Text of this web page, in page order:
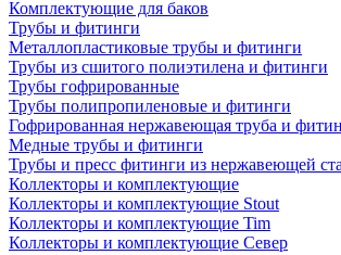
Комплектующие для баков
Трубы и фитинги
Металлопластиковые трубы и фитинги
Трубы из сшитого полиэтилена и фитинги
Трубы гофрированные
Трубы полипропиленовые и фитинги
Гофрированная нержавеющая труба и
Медные трубы и фитинги
Трубы и пресс фитинги из нержавеющей
Коллекторы и комплектующие
Коллекторы и комплектующие Stout
Коллекторы и комплектующие Tim
Коллекторы и комплектующие Север